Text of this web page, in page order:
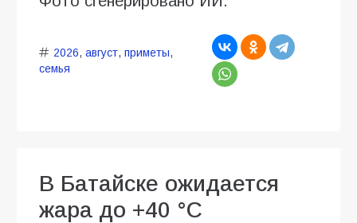
2026, август, приметы,
семья
В Батайске ожидается
жара до +40 °C